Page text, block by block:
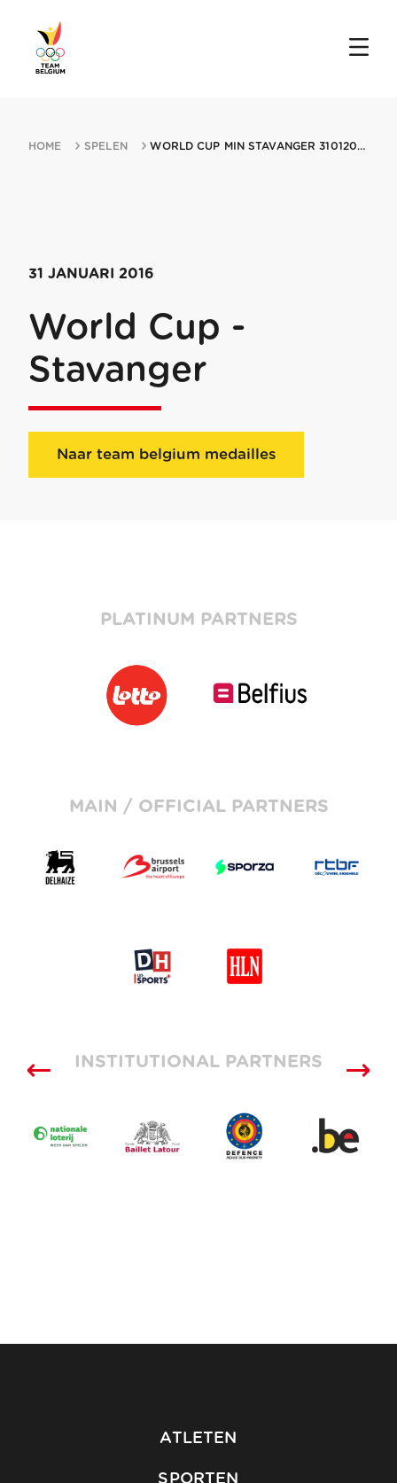
HOME SPELEN WORLD CUP MIN STAVANGER 31012016 STAVANGER
31 JANUARI 2016
World Cup -
Stavanger
Naar team belgium medailles
PLATINUM PARTNERS
MAIN / OFFICIAL PARTNERS
INSTITUTIONAL PARTNERS
ATLETEN
SPORTEN